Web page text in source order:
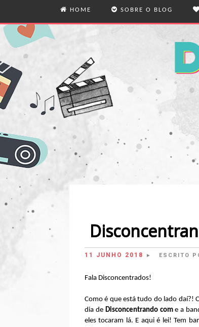
HOME SOBRE O BLOG
11 JUNHO 2018 ► ESCRITO
Fala Disconcentrados!
Como é que está tudo do lado daí?!
dia de Disconcentrando come a
eles tocaram lá. E aqui é lei! Tem